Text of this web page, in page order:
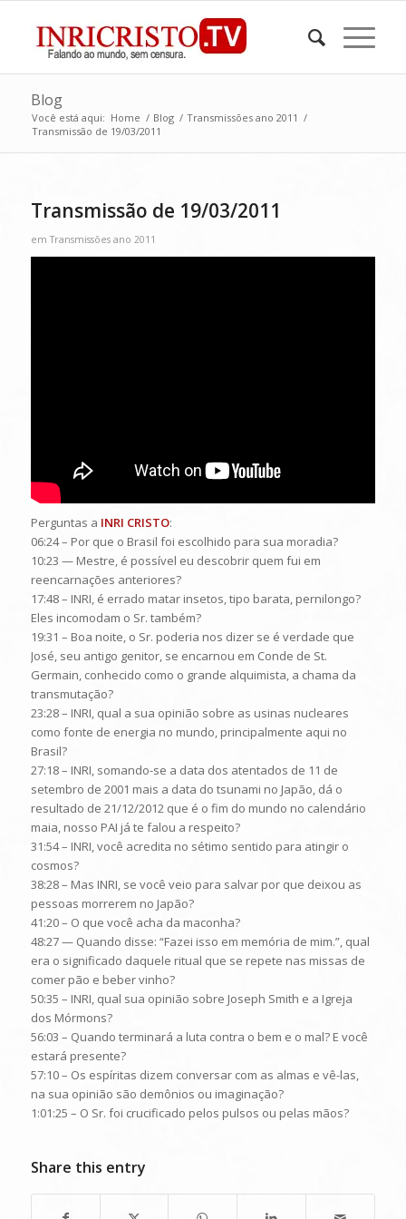
Blog
Você está aqui: Home / Blog / Transmissões ano 2011 /
Transmissão de 19/03/2011
Transmissão de 19/03/2011
emTransmissões ano 2011
Perguntas a INRI CRISTO:
06:24 – Por que o Brasil foi escolhido para sua moradia?
10:23 — Mestre, é possível eu descobrir quem fui em
reencarnações anteriores?
17:48 – INRI, é errado matar insetos, tipo barata, pernilongo?
Eles incomodam o Sr. também?
19:31 – Boa noite, o Sr. poderia nos dizer se é verdade que
José, seu antigo genitor, se encarnou em Conde de St.
Germain, conhecido como o grande alquimista, a chama da
transmutação?
23:28 – INRI, qual a sua opinião sobre as usinas nucleares
como fonte de energia no mundo, principalmente aqui no
Brasil?
27:18 – INRI, somando-se a data dos atentados de 11 de
setembro de 2001 mais a data do tsunami no Japão, dá o
resultado de 21/12/2012 que é o fim do mundo no calendário
maia, nosso PAI já te falou a respeito?
31:54 – INRI, você acredita no sétimo sentido para atingir o
cosmos?
38:28 – Mas INRI, se você veio para salvar por que deixou as
pessoas morrerem no Japão?
41:20 – O que você acha da maconha?
48:27 — Quando disse: “Fazei isso em memória de mim.”, qual
era o significado daquele ritual que se repete nas missas de
comer pão e beber vinho?
50:35 – INRI, qual sua opinião sobre Joseph Smith e a Igreja
dos Mórmons?
56:03 – Quando terminará a luta contra o bem e o mal? E você
estará presente?
57:10 – Os espíritas dizem conversar com as almas e vê-las,
na sua opinião são demônios ou imaginação?
1:01:25 – O Sr. foi crucificado pelos pulsos ou pelas mãos?
Share this entry